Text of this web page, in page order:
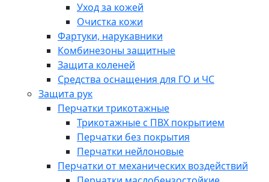
Уход за кожей
Очистка кожи
Фартуки, нарукавники
Комбинезоны защитные
Защита коленей
Средства оснащения для ГО и ЧС
Защита рук
Перчатки трикотажные
Трикотажные с ПВХ покрытием
Перчатки без покрытия
Перчатки нейлоновые
Перчатки от механических воздействий